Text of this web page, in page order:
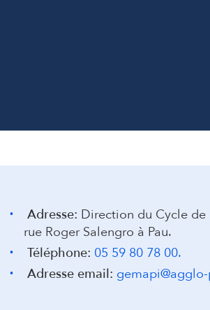
Adresse: Direction du Cycle de
rue Roger Salengro à Pau.
Téléphone: 05 59 80 78 00.
Adresse email: